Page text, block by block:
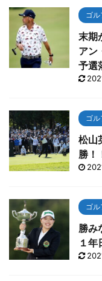
ゴル
末期
アン
予選
ゴル
松山
勝！
ゴル
勝み
１年